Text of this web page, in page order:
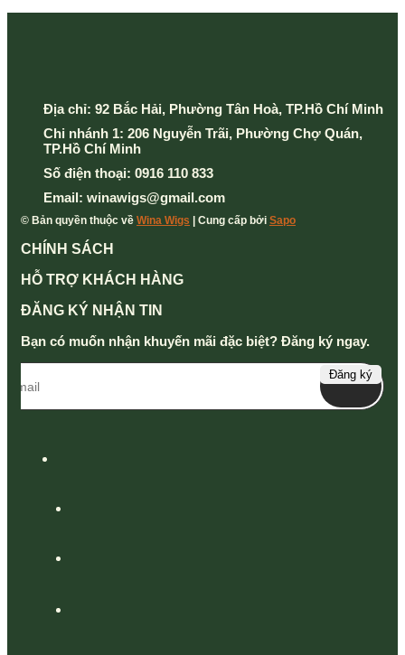
Địa chỉ: 92 Bắc Hải, Phường Tân Hoà, TP.Hồ Chí Minh
Chi nhánh 1: 206 Nguyễn Trãi, Phường Chợ Quán,
TP.Hồ Chí Minh
Số điện thoại: 0916 110 833
Email: winawigs@gmail.com
© Bản quyền thuộc về Wina Wigs | Cung cấp bởi Sapo
CHÍNH SÁCH
HỖ TRỢ KHÁCH HÀNG
ĐĂNG KÝ NHẬN TIN
Bạn có muốn nhận khuyến mãi đặc biệt? Đăng ký ngay.
Đăng ký